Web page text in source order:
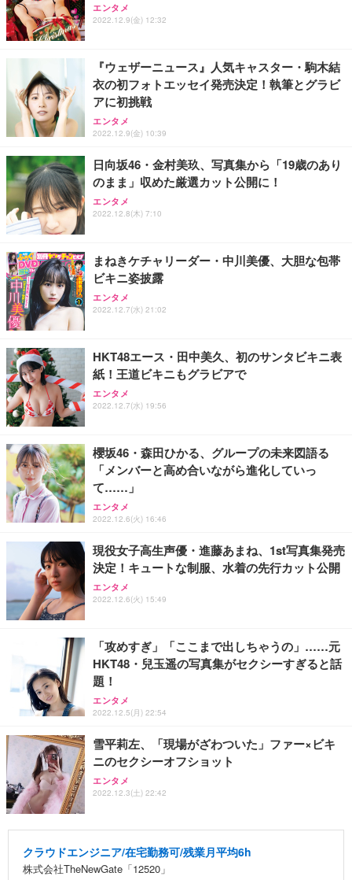
エンタメ
2022.12.9(金) 12:32
『ウェザーニュース』人気キャスター・駒木結
衣の初フォトエッセイ発売決定！執筆とグラビ
アに初挑戦
エンタメ
2022.12.9(金) 10:39
日向坂46・金村美玖、写真集から「19歳のあり
のまま」収めた厳選カット公開に！
エンタメ
2022.12.8(木) 7:10
まねきケチャリーダー・中川美優、大胆な包帯
ビキニ姿披露
エンタメ
2022.12.7(水) 21:02
HKT48エース・田中美久、初のサンタビキニ表
紙！王道ビキニもグラビアで
エンタメ
2022.12.7(水) 19:56
櫻坂46・森田ひかる、グループの未来図語る
「メンバーと高め合いながら進化していっ
て……」
エンタメ
2022.12.6(火) 16:46
現役女子高生声優・進藤あまね、1st写真集発売
決定！キュートな制服、水着の先行カット公開
エンタメ
2022.12.6(火) 15:49
「攻めすぎ」「ここまで出しちゃうの」……元
HKT48・兒玉遥の写真集がセクシーすぎると話
題！
エンタメ
2022.12.5(月) 22:54
雪平莉左、「現場がざわついた」ファー×ビキ
ニのセクシーオフショット
エンタメ
2022.12.3(土) 22:42
クラウドエンジニア/在宅勤務可/残業月平均6h
株式会社TheNewGate「12520」